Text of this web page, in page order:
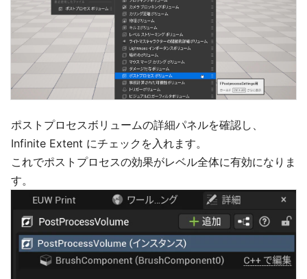
ポストプロセスボリュームの詳細パネルを確認し、
Infinite Extent にチェックを入れます。
これでポストプロセスの効果がレベル全体に有効になりま
す。